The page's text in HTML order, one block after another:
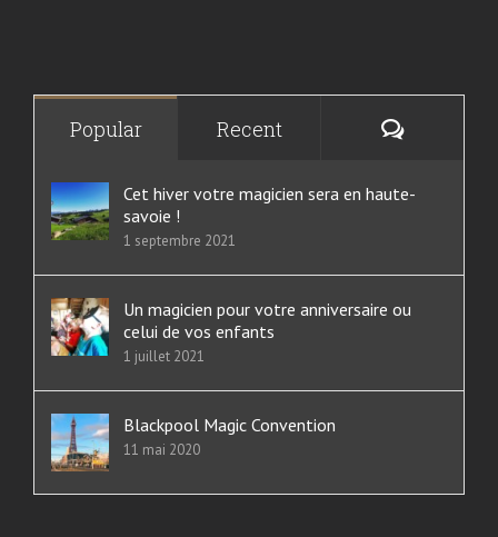
Popular Recent
Cet hiver votre magicien sera en haute-
savoie !
1 septembre 2021
Un magicien pour votre anniversaire ou
celui de vos enfants
1 juillet 2021
Blackpool Magic Convention
11 mai 2020